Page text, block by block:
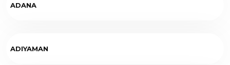
ADANA
ADIYAMAN